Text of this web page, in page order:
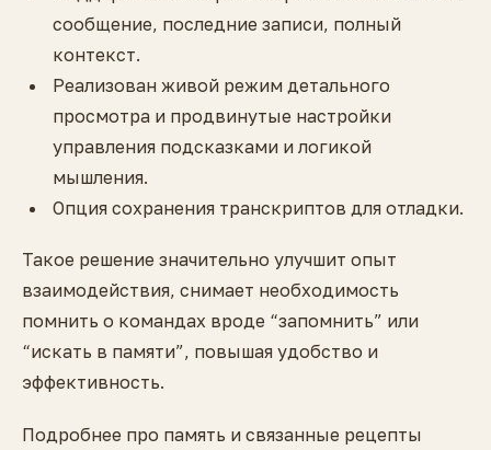
сообщение, последние записи, полный
контекст.
Реализован живой режим детального
просмотра и продвинутые настройки
управления подсказками и логикой
мышления.
Опция сохранения транскриптов для отладки.
Такое решение значительно улучшит опыт
взаимодействия, снимает необходимость
помнить о командах вроде “запомнить” или
“искать в памяти”, повышая удобство и
эффективность.
Подробнее про память и связанные рецепты